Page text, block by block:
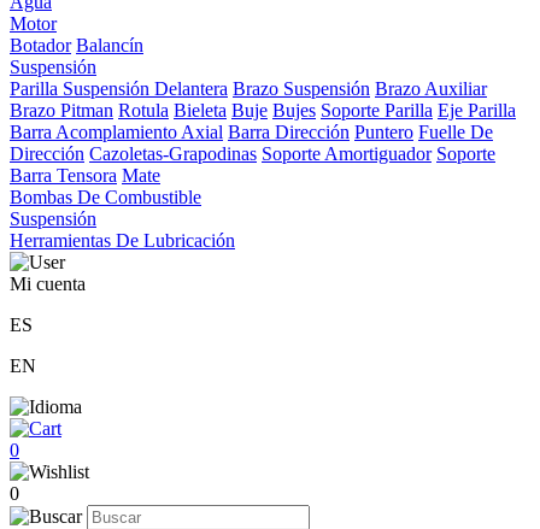
Motor
Botador Balancín
Suspensión
Parilla Suspensión Delantera Brazo Suspensión Brazo Auxiliar
Brazo Pitman Rotula Bieleta Buje Bujes Soporte Parilla Eje Parilla
Barra Acomplamiento Axial Barra Dirección Puntero Fuelle De
Dirección Cazoletas-Grapodinas Soporte Amortiguador Soporte
Barra Tensora Mate
Bombas De Combustible
Suspensión
Herramientas De Lubricación
Mi cuenta
ES
EN
0
0